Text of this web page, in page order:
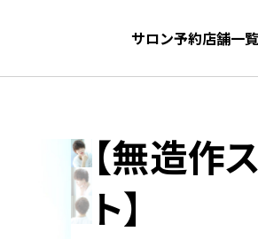
サロン予約店舗一覧
【無造作
ト】